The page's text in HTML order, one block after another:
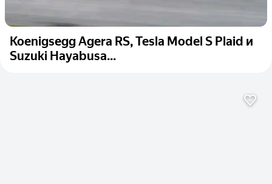
Koenigsegg Agera RS, Tesla Model S Plaid и
Suzuki Hayabusa...